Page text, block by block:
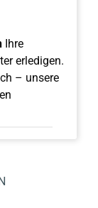
Ihre
erledigen.
– unsere